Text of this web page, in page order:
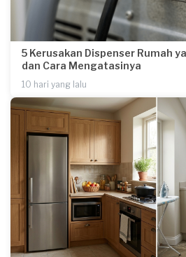
5 Kerusakan Dispenser Rumah
dan Cara Mengatasinya
10 hari yang lalu